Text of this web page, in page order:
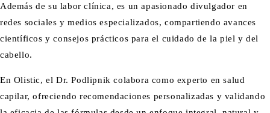
Además de su labor clínica, es un apasionado divulgador en
redes sociales y medios especializados, compartiendo avances
científicos y consejos prácticos para el cuidado de la piel y del
cabello.
En Olistic, el Dr. Podlipnik colabora como experto en salud
capilar, ofreciendo recomendaciones personalizadas y validando